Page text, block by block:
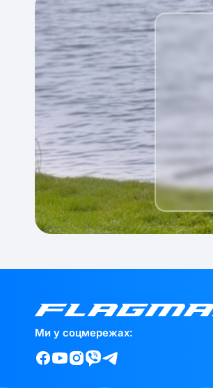
Ми у соцмережах: